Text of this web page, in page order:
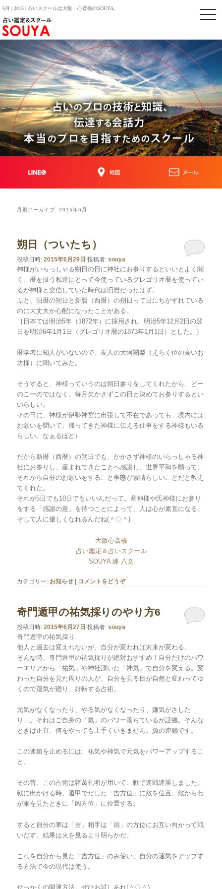
6月 | 2015 | 占いスクールは大阪・心斎橋のSOUYA。
月別アーカイブ:2015年6月
朔日（ついたち）
投稿日時:2015年6月29日 投稿者:souya
神様がいらっしゃる朔日の日に神社にお参りするといいとよく聞
く。暦を扱う私達にとって今使っているグレゴリオ暦を使ってい
るが神様と交信していた時代は旧暦だったはず。
ふと、旧暦の朔日と新暦（西暦）の朔日って日にちがずれている
のに大丈夫か心配になったことがある。
｛日本では明治5年（1872年）に採用され、明治5年12月2日の翌
日を明治6年1月1日（グレゴリオ暦の1873年1月1日）とした。｝
暦学者に知人がいないので、友人の大阿闍梨（えらく位の高いお
坊様）に聞いてみた。
そうすると、神様っていうのは朔日参りをしてくれたから、どー
のこーのではなく、毎月欠かさずこの日と決めてお参りするとい
いらしい。
その日に、神様が伊勢神宮に出張して不在であっても、境内には
お願いを聞いて、帰ってきた神様に伝える仕事をする神様もいる
らしい。なぁるほど♪
だから新暦（西暦）の朔日でも、かかさず神様のいらっしゃる神
社にお参りし、産まれてきたことへ感謝し、世界平和を願って、
それから自分のお願いをすること事態が素晴らしいことだと教え
てくれた。
それが5日でも10日でもいいんだって。産神様や氏神様にお参り
をする「感謝の意」を持つことによって、人は心が素直になる。
そして人に優しくなれるんだね(＾◇＾)
大阪心斎橋
占い鑑定＆占いスクール
SOUYA 練 八文
カテゴリー: お知らせ | コメントをどうぞ
奇門遁甲の祐気採りのやり方6
投稿日時:2015年6月27日 投稿者:souya
奇門遁甲の祐気採り
他人と過去は変えれないが、自分が変われば未来が変わる。
そんな時、奇門遁甲の祐気採りが絶対おすすめ！自分だけのパワ
ーエリアから「祐気」や神社頂いた「神気」で自分を変える。変
わった自分を見た周りの人が、自分を見る目が自然と変わってゆ
くので運気が廻り、好転する占術。
元気がなくなったり、やる気がなくなったり、嫌気がさした
り…。それはご自身の「氣」のパワー落ちているが証拠。そんな
ときは正直、何をやっても上手くいきません。負の連鎖です。
この連鎖を止めるには、祐気や神気で元気をパワーアップするこ
と。
その昔、この占術は諸葛孔明が用いて、戦で連戦連勝しました。
戦に出かける時、遁甲でだした「吉方位」に敵を位置、敵からわ
が軍を見たときに「凶方位」に位置する。
すると自分の軍は「吉」相手は「凶」の方位にお互い向かって戦
いだす。結果は火を見るより明らかだ。
これを自分から見た「吉方位」のみ使い、自分の運気をアップす
る方法で今の現代は使う。
せっかくの開運方法。ぜひお試しあれ(＾◇＾)